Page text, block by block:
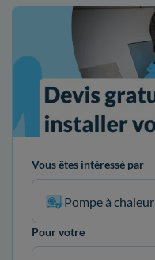
Vous êtes intéressé par
Pompe à chaleur
Pour votre